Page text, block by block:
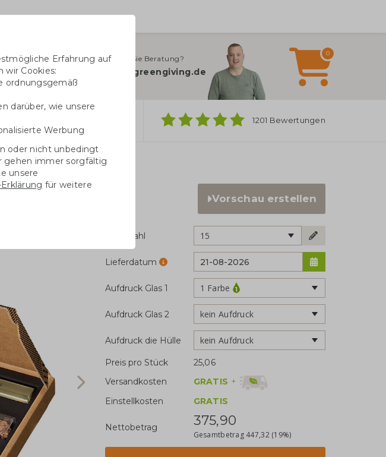
Benötigen Sie Beratung?
info@greengiving.de
0
1201 Bewertungen
Vorschau erstellen
Stückzahl 15
Lieferdatum
Aufdruck Glas 1 1 Farbe
Aufdruck Glas 2 kein Aufdruck
Aufdruck die Hülle kein Aufdruck
Preis pro Stück
25,06
Versandkosten
GRATIS +
Einstellkosten
GRATIS
Nettobetrag 375,90
Gesamtbetrag 447,32 (19%)
Erfahrung auf
wir Cookies:
ordnungsgemäß
darüber, wie unsere
Werbung
oder nicht unbedingt
gehen immer sorgfältig
unsere
für weitere